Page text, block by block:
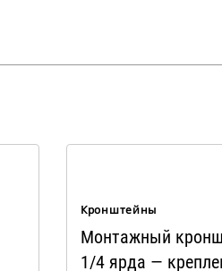
Кронштейны
Монтажный
1/4 ярда —